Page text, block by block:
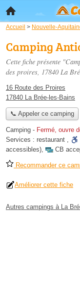
Accueil > Nouvelle-
Camping
Cette fiche présente
des proires, 17840 La
16 Route des Proires
17840 La Brée-les-Bains
📞 Appeler ce camping
Camping - Fermé, ouvre
Services : restaurant ,
accessibles), CB
Recommander ce
Améliorer cette fiche
Autres campings à La